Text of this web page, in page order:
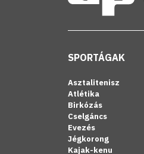
SPORTÁGAK
Asztalitenisz
Atlétika
Birkózás
Cselgáncs
Evezés
Jégkorong
Kajak-kenu